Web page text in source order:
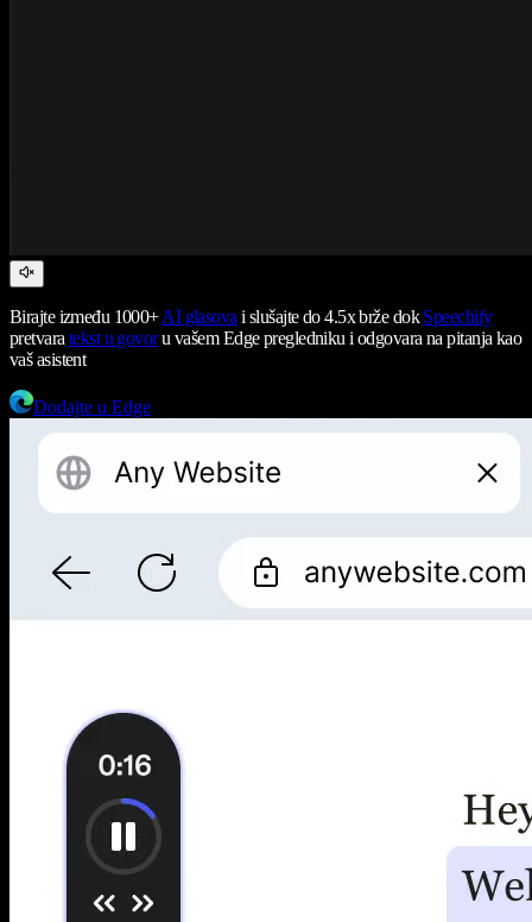
Birajte između 1000+AI glasova i slušajte do 4.5x brže dokSpeechify
pretvara tekst u govoru vašem Edge pregledniku i odgovara na pitanja kao
vaš asistent
Dodajte u Edge